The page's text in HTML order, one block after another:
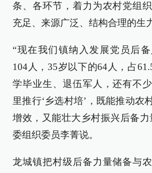
条、各环节，着力为农村党组
充足、来源广泛、结构合理的生
“现在我们镇纳入发展党员后
104人，35岁以下的64人，占
学毕业生、退伍军人，还有不
里推行‘乡选村培’，既能推动农
增效，又能壮大乡村振兴后备力
委组织委员李菁说。
龙城镇把村级后备力量储备与